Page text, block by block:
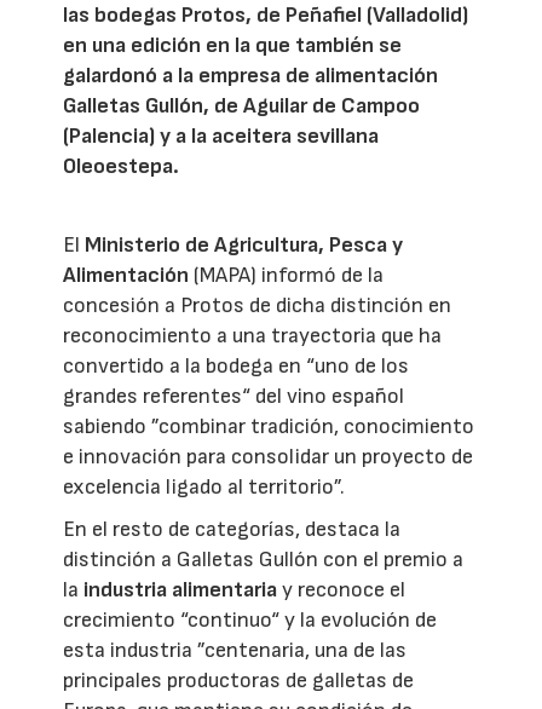
las bodegas Protos, de Peñafiel (Valladolid)
en una edición en la que también se
galardonó a la empresa de alimentación
Galletas Gullón, de Aguilar de Campoo
(Palencia) y a la aceitera sevillana
Oleoestepa.
El Ministerio de Agricultura, Pesca y
Alimentación (MAPA) informó de la
concesión a Protos de dicha distinción en
reconocimiento a una trayectoria que ha
convertido a la bodega en “uno de los
grandes referentes“ del vino español
sabiendo ”combinar tradición, conocimiento
e innovación para consolidar un proyecto de
excelencia ligado al territorio”.
En el resto de categorías, destaca la
distinción a Galletas Gullón con el premio a
la industria alimentariay reconoce el
crecimiento “continuo“ y la evolución de
esta industria ”centenaria, una de las
principales productoras de galletas de